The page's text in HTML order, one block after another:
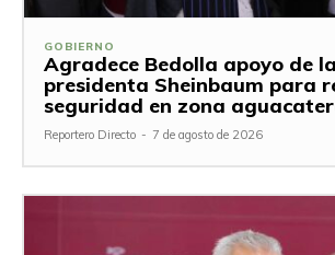
GOBIERNO
Agradece Bedolla apoyo de la
presidenta Sheinbaum para
seguridad en zona
Reportero Directo - 7 de agosto de 2026